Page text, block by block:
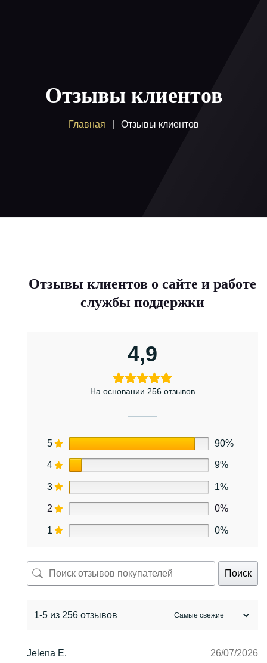
Как смотреть
Купить
Отзывы клиентов
Главная Отзывы клиентов
Отзывы клиентов о сайте и работе
службы поддержки
4,9
На основании 256 отзывов
5 90%
4 9%
3 1%
2 0%
1 0%
Поиск
1-5 из 256 отзывов
Jelena E. 26/07/2026